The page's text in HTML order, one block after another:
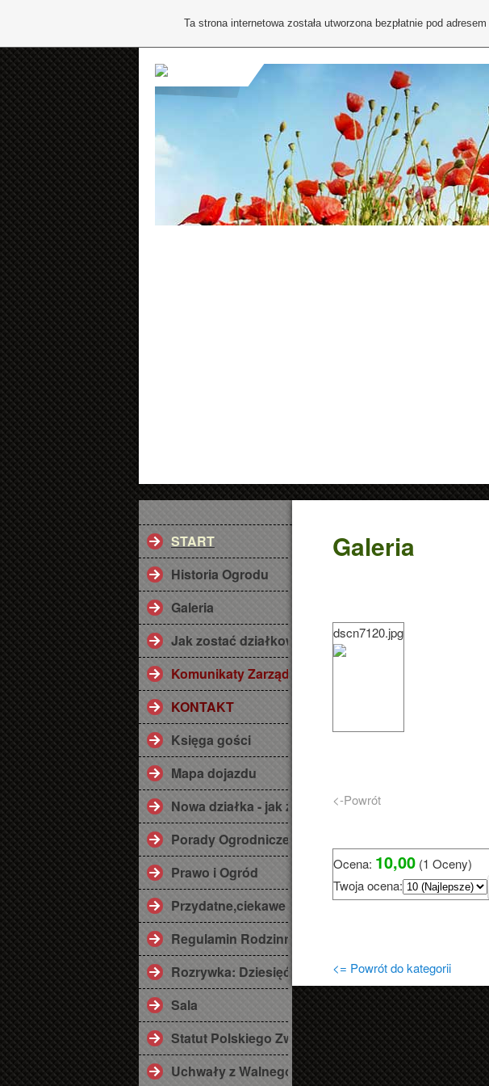
START
Historia Ogrodu
Galeria
Jak zostać działkowcem ? Przydatne informacje.
Komunikaty Zarządu
KONTAKT
Księga gości
Mapa dojazdu
Nowa działka - jak zaplanować?
Porady Ogrodnicze
Prawo i Ogród
Przydatne,ciekawe linki ;)
Regulamin Rodzinnego Ogrodu Działkowego
Rozrywka: Dziesięć przykazań ogrodnika działkowca
Sala
Statut Polskiego Związku Działkowców
Uchwały z Walnego Zebrania 2013r.
Galeria
dscn7120.jpg
<-Powrót
Ocena: 10,00 (1 Oceny)
Twoja ocena:
<= Powrót do kategorii
Ta strona internetowa została utworzona bezpłatnie pod adresem